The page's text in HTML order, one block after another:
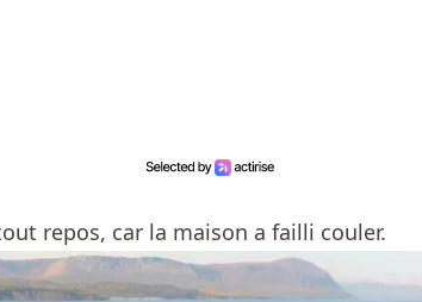
repos, car la maison a failli couler.